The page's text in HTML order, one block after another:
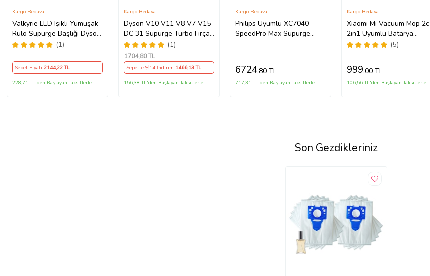
Valkyrie LED Işıklı Yumuşak
Rulo Süpürge Başlığı Dyson
V7/V8/V10/V11/V15
(1)
Kargo Bedava
Sepet Fiyatı 2144,22 TL
228,71 TL'den Başlayan Taksitlerle
Dyson V10 V11 V8 V7 V15
DC 31 Süpürge Turbo Fırçalı
Emici Başlığı
(1)
Kargo Bedava
1704,80 TL
Sepette %14 İndirim 1466,13 TL
156,38 TL'den Başlayan Taksitlerle
Philips Uyumlu XC7040
SpeedPro Max Süpürge
Kargo Bedava
6724,80 TL
717,31 TL'den Başlayan Taksitlerle
Xiaomi Mi Vacuum Mop 2c
2in1 Uyumlu Batarya
(ORJİNAL KAPASİTE)
(5)
Kargo Bedava
999,00 TL
106,56 TL'den Başlayan Taksitlerle
Son Gezdikleriniz